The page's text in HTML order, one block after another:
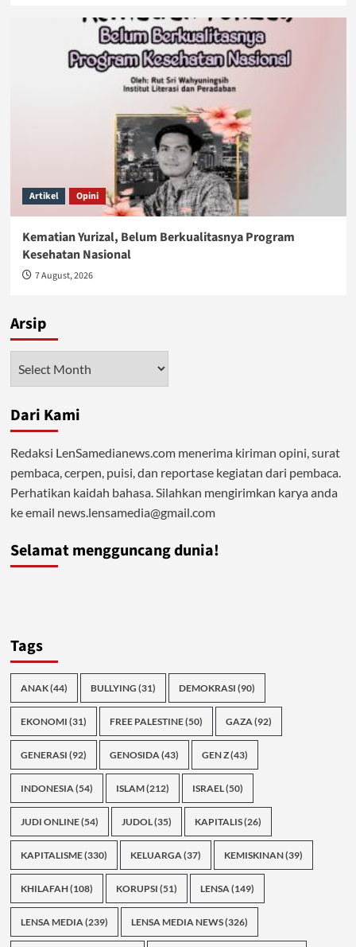
Artikel Opini
Kematian Yurizal, Belum Berkualitasnya Program
Kesehatan Nasional
7 August, 2026
Arsip
Dari Kami
Redaksi LenSamedianews.com menerima kiriman opini, surat
pembaca, cerpen, puisi, dan reportase kegiatan dari pembaca.
Perhatikan kaidah bahasa. Silahkan mengirimkan karya anda
ke email news.lensamedia@gmail.com
Selamat mengguncang dunia!
Tags
ANAK(44) BULLYING (31) DEMOKRASI (90)
EKONOMI (31) FREE PALESTINE(50) GAZA(92)
GENERASI (92) GENOSIDA(43) GEN Z(43)
INDONESIA(54) ISLAM(212) ISRAEL(50)
JUDI ONLINE(54) JUDOL(35) KAPITALIS(26)
KAPITALISME(330) KELUARGA(37) KEMISKINAN(39)
KHILAFAH(108) KORUPSI (51) LENSA(149)
LENSA MEDIA(239) LENSA MEDIA NEWS(326)